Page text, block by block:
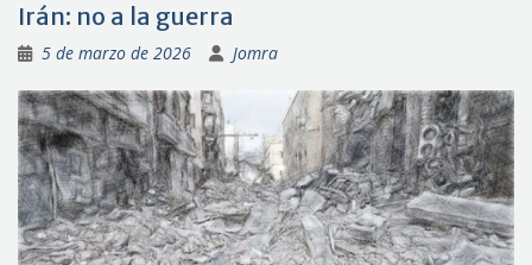
Irán: no a la guerra
5 de marzo de 2026 Jomra